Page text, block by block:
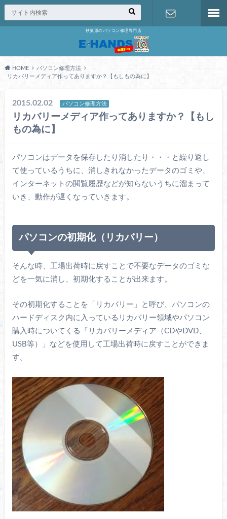
秋葉原のパソコン修理専門店
HOME
パソコン修理方法
リカバリーメディア作ってありますか？【もしもの為に】
2015.02.02 パソコン修理方法
リカバリーメディア作ってありますか？【もし
もの為に】
パソコンはデータを保存したり消したり・・・と繰り返し
て使っているうちに、消しきれなかったデータのゴミや、
インターネットの閲覧履歴などが知らないうちに溜まって
いき、動作が遅くなっていきます。
パソコンの初期化（リカバリー）
そんな時、工場出荷時に戻すことで不要なデータのゴミな
どを一気に消し、初期化することが出来ます。
その初期化することを「リカバリー」と呼び、パソコンの
ハードディスク内に入っているリカバリー領域やパソコン
購入時についてくる「リカバリーメディア（CDやDVD、
USB等）」などを使用して工場出荷時に戻すことができま
す。